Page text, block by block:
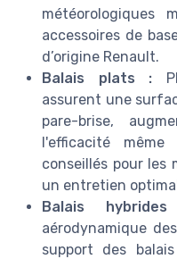
météorologiques
accessoires de
d’origine Renault.
Balais plats :
assurent une
pare-brise,
l'efficacité
conseillés pour les
un entretien
Balais
aérodynamique
support des